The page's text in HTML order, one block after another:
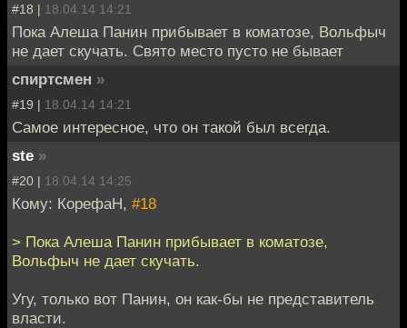
#18 | 18.04.14 14:21
Пока Алеша Панин прибывает в коматозе, Вольфыч
не дает скучать. Свято место пусто не бывает
спиртсмен »
#19 | 18.04.14 14:21
Самое интересное, что он такой был всегда.
ste »
#20 | 18.04.14 14:25
Кому: КорефаН, #18
> Пока Алеша Панин прибывает в коматозе,
Вольфыч не дает скучать.
Угу, только вот Панин, он как-бы не представитель
власти.